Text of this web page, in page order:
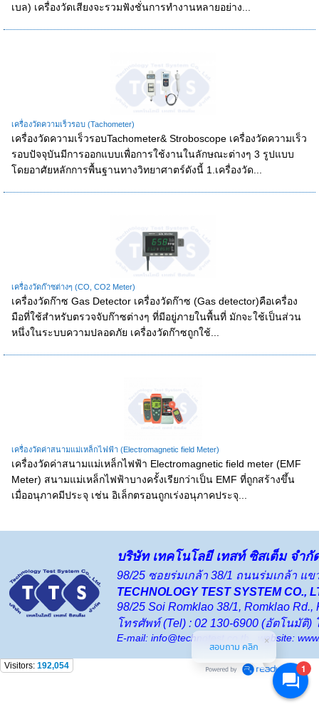
เบล) เครื่องวัดเสียงจะรวมฟังชั่นการทำงานหลายอย่าง...
เครื่องวัดความเร็วรอบ (Tachometer)
เครื่องวัดความเร็วรอบTachometer& Stroboscope เครื่องวัดความเร็ว
รอบปัจจุบันมีการออกแบบเพื่อการใช้งานในลักษณะต่างๆ 3 รูปแบบ
โดยอาศัยหลักการพื้นฐานทางวิทยาศาตร์ดังนี้ 1.เครื่องวัด...
เครื่องวัดก๊าซต่างๆ (CO, CO2 Meter)
เครื่องวัดก๊าซ Gas Detector เครื่องวัดก๊าซ (Gas detector)คือเครื่อง
มือที่ใช้สำหรับตรวจจับก๊าซต่างๆ ที่มีอยู่ภายในพื้นที่ มักจะใช้เป็นส่วน
หนึ่งในระบบความปลอดภัย เครื่องวัดก๊าซถูกใช้...
เครื่องวัดค่าสนามแม่เหล็กไฟฟ้า (Electromagnetic field Meter)
เครื่องวัดค่าสนามแม่เหล็กไฟฟ้า Electromagnetic field meter (EMF
Meter) สนามแม่เหล็กไฟฟ้าบางครั้งเรียกว่าเป็น EMF ที่ถูกสร้างขึ้น
เมื่ออนุภาคมีประจุ เช่น อิเล็กตรอนถูกเร่งอนุภาคประจุ...
บริษัท เทคโนโลยี เทสท์ ซิสเต็ม จำ
98/25 ซอยร่มเกล้า 38/1 ถนนร่มเกล้า แ
TECHNOLOGY TEST SYSTEM CO.,
98/25 Soi Romklao 38/1, Romklao
โทรศัพท์ (Tel) : 02 130-6900 (อัตโนมัติ)
E-mail: info@technotest.co.th website:
Visitors: 192,054 1
สอบถาม คลิก